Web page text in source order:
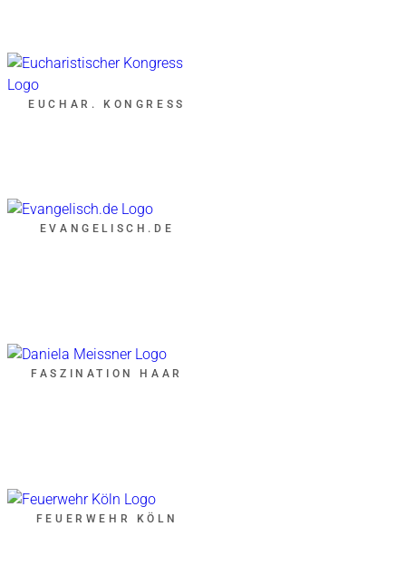
EUCHAR. KONGRESS
EVANGELISCH.DE
FASZINATION HAAR
FEUERWEHR KÖLN